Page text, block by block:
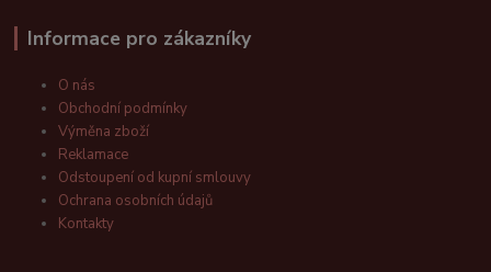
Informace pro zákazníky
O nás
Obchodní podmínky
Výměna zboží
Reklamace
Odstoupení od kupní smlouvy
Ochrana osobních údajů
Kontakty